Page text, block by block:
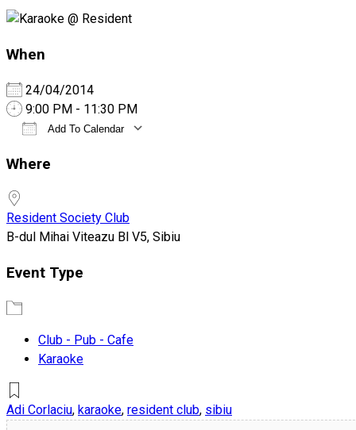
When
24/04/2014
9:00 PM - 11:30 PM
Add To Calendar
Where
Resident Society Club
B-dul Mihai Viteazu Bl V5, Sibiu
Event Type
Club - Pub - Cafe
Karaoke
Adi Corlaciu, karaoke, resident club, sibiu